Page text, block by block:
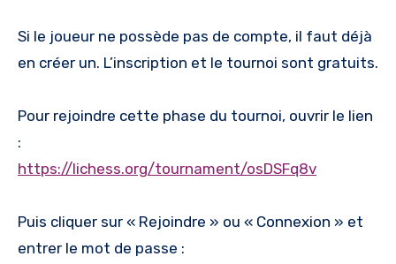
Si le joueur ne possède pas de compte, il faut déjà
en créer un. L’inscription et le tournoi sont gratuits.
Pour rejoindre cette phase du tournoi, ouvrir le lien
:
https://lichess.org/tournament/osDSFq8v
Puis cliquer sur « Rejoindre » ou « Connexion » et
entrer le mot de passe :